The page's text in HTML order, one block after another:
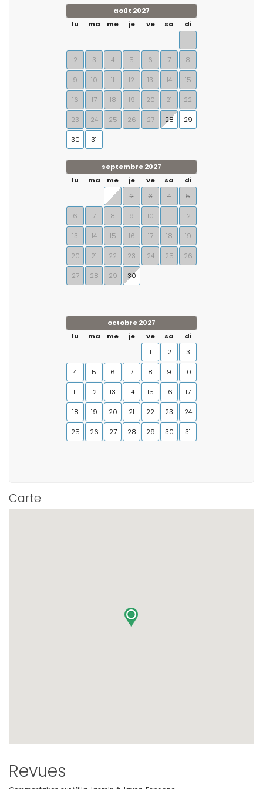
août 2027
lu
ma me je ve sa
di
1
2 3 4 5 6 7 8
9 10 11 12 13 14 15
16 17 18 19 20 21 22
23 24 25 26 27 28 29
30 31
septembre 2027
lu
ma me je ve sa
di
1
2 3 4 5
6 7 8 9 10 11 12
13 14 15 16 17 18 19
20 21 22 23 24 25 26
27 28 29 30
octobre 2027
lu
ma me je ve sa
di
1
2 3
4 5 6 7 8 9 10
11 12 13 14 15 16 17
18 19 20 21 22 23 24
25 26 27 28 29 30 31
Carte
Revues